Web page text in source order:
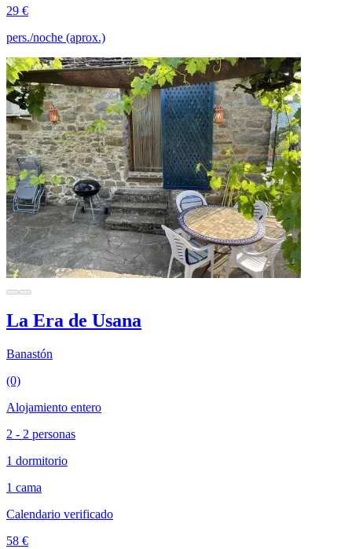
29 €
pers./noche (aprox.)
La Era de Usana
Banastón
(0)
Alojamiento entero
2 - 2 personas
1 dormitorio
1 cama
Calendario verificado
58 €